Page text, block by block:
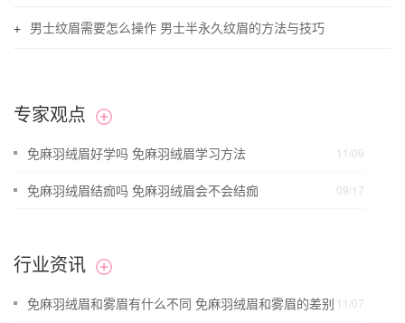
男士纹眉需要怎么操作 男士半永久纹眉的方法与技巧
专家观点
11/09
免麻羽绒眉好学吗 免麻羽绒眉学习方法
09/17
免麻羽绒眉结痂吗 免麻羽绒眉会不会结痂
行业资讯
11/07
免麻羽绒眉和雾眉有什么不同 免麻羽绒眉和雾眉的差别